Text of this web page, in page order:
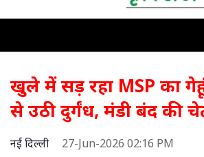
खुले में सड़ रहा MSP का
से उठी दुर्गंध, मंडी बंद की
नई दिल्ली 27-Jun-2026 02:16 PM